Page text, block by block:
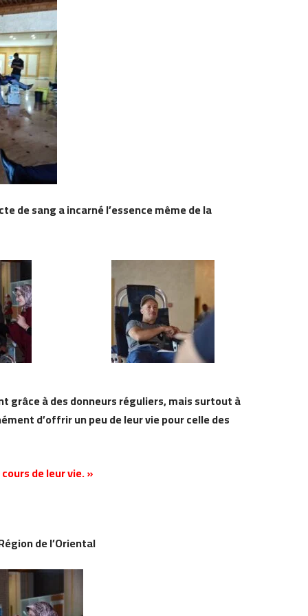
de sang a incarné l’essence même de la
grâce à des donneurs réguliers, mais surtout à
d’offrir un peu de leur vie pour celle des
de leur vie. »
de l’Oriental